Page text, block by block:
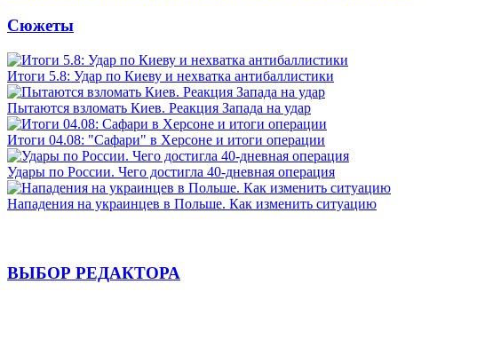
Сюжеты
Итоги 5.8: Удар по Киеву и нехватка антибаллистики
Пытаются взломать Киев. Реакция Запада на удар
Итоги 04.08: "Сафари" в Херсоне и итоги операции
Удары по России. Чего достигла 40-дневная операция
Нападения на украинцев в Польше. Как изменить ситуацию
ВЫБОР РЕДАКТОРА